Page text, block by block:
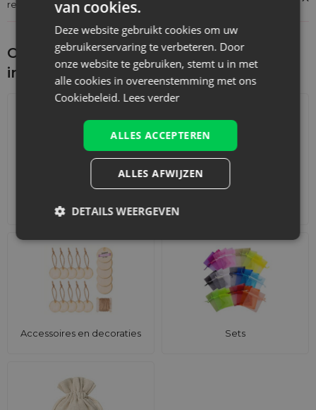
regelgeving: Productverantwoordelijkheid
Ontdek wat je nog meer zou kunnen
interesseren
Adventskalenders
Accessoires en decoraties Sets
van cookies.
Deze website gebruikt cookies om uw
gebruikerservaring te verbeteren. Door
onze website te gebruiken, stemt u in met
alle cookies in overeenstemming met ons
Cookiebeleid. Lees verder
ALLES ACCEPTEREN
ALLES AFWIJZEN
DETAILS WEERGEVEN